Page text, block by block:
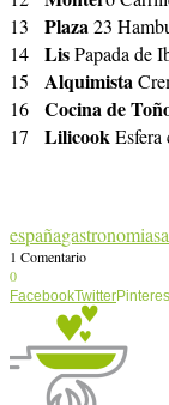
13 Plaza23
14 LisPapada de
15 Alquimista
16 Cocina de
17 LilicookEsfera
españagastronomia
1 Comentario
0
FacebookTwitter